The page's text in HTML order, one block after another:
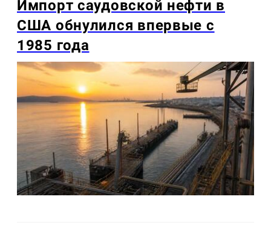
Импорт саудовской нефти в
США обнулился впервые с
1985 года